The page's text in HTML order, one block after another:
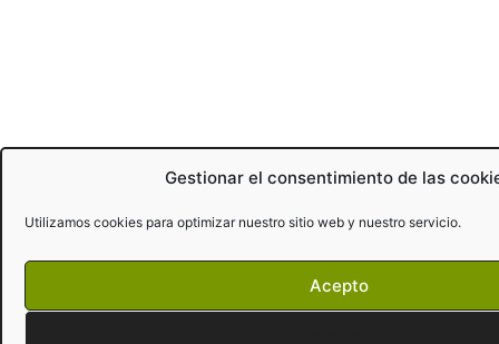
Gestionar el consentimiento de las
Utilizamos cookies para optimizar nuestro sitio web y nuestro servicio.
Acepto